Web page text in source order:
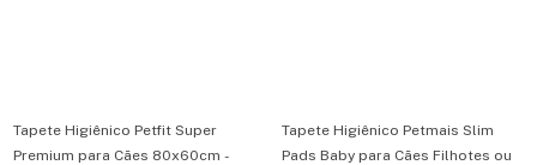
Tapete Higiênico Petfit Super
Premium para Cães 80x60cm -
Tapete Higiênico Petmais Slim
Pads Baby para Cães Filhotes ou